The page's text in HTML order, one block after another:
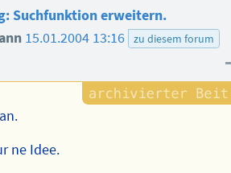
Suchfunktion erweitern.
15.01.2004 13:16 zu diesem forum
ne Idee.